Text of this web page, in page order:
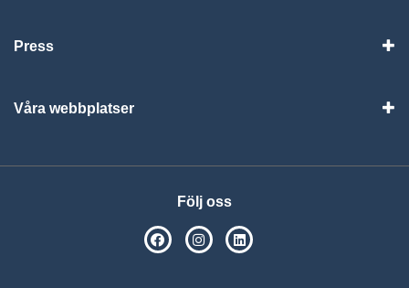
Press
Våra webbplatser
Följ oss
SPSM på Facebook
SPSM på Instagram